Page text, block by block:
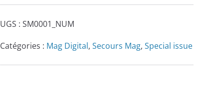
UGS : SM0001_NUM
Catégories : Mag Digital, Secours Mag, Special issue